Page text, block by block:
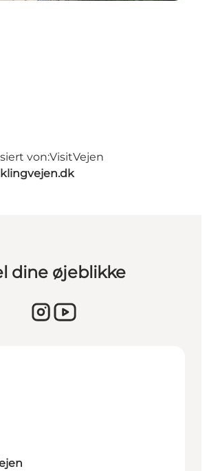
von:VisitVejen
dine øjeblikke